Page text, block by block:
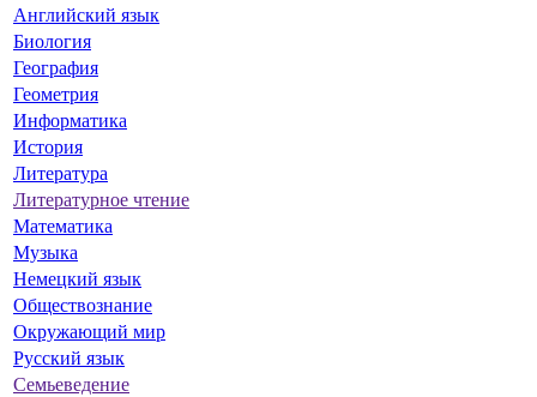
Английский язык
Биология
География
Геометрия
Информатика
История
Литература
Литературное чтение
Математика
Музыка
Немецкий язык
Обществознание
Окружающий мир
Русский язык
Семьеведение